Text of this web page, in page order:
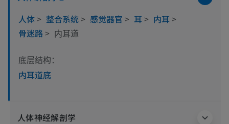
人体> 整合系统> 感觉器官 > 耳 > 内耳 >
骨迷路 > 内耳道
底层结构：
内耳道底
人体神经解剖学